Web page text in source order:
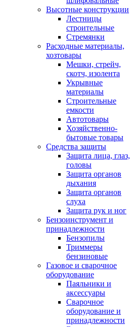
Высотные конструкции
Лестницы
строительные
Стремянки
Расходные материалы,
хозтовары
Мешки, стрейч,
скотч, изолента
Укрывные
материалы
Строительные
емкости
Автотовары
Хозяйственно-
бытовые товары
Средства защиты
Защита лица, глаз,
головы
Защита органов
дыхания
Защита органов
слуха
Защита рук и ног
Бензоинструмент и
принадлежности
Бензопилы
Триммеры
бензиновые
Газовое и сварочное
оборудование
Паяльники и
аксессуары
Сварочное
оборудование и
принадлежности